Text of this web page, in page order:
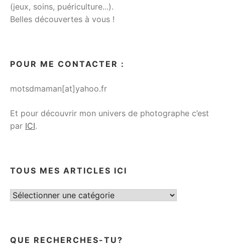
(jeux, soins, puériculture...).
Belles découvertes à vous !
POUR ME CONTACTER :
motsdmaman[at]yahoo.fr
Et pour découvrir mon univers de photographe c’est
par ICI.
TOUS MES ARTICLES ICI
Tous
QUE RECHERCHES-TU?